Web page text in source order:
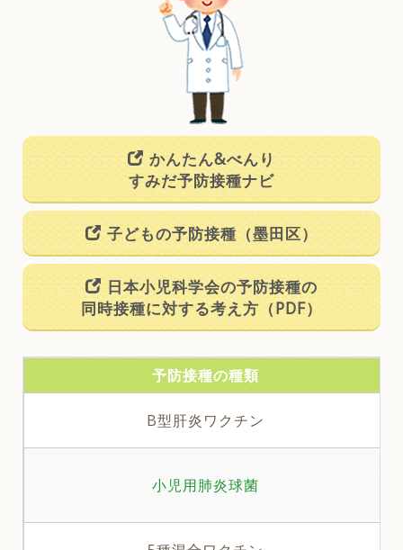
かんたん&べんり
すみだ予防接種ナビ
子どもの予防接種（墨田区）
日本小児科学会の予防接種の
同時接種に対する考え方（PDF）
予防接種の種類
B型肝炎ワクチン
小児用肺炎球菌